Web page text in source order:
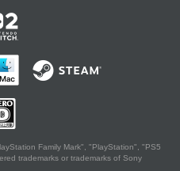
Family Mark", "PlayStation", "PS5
trademarks or trademarks of Sony